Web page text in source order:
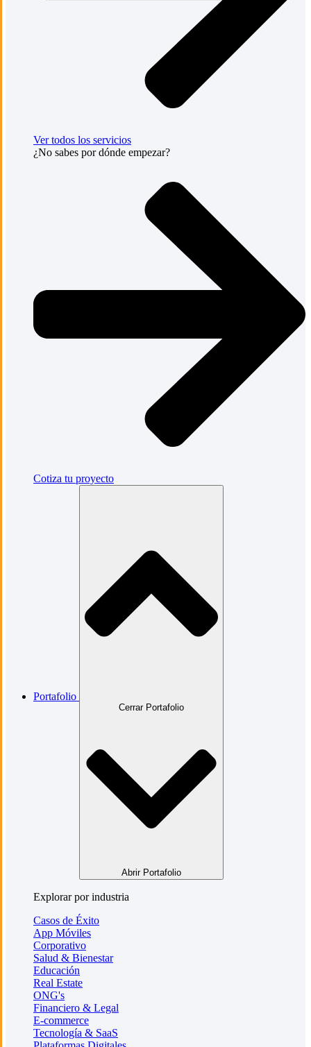
Ver todos los servicios
¿No sabes por dónde empezar?
Cotiza tu proyecto
Portafolio
Cerrar Portafolio
Abrir Portafolio
Explorar por industria
Casos de Éxito
App Móviles
Corporativo
Salud & Bienestar
Educación
Real Estate
ONG's
Financiero & Legal
E-commerce
Tecnología & SaaS